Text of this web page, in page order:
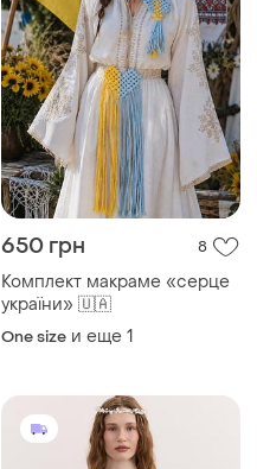
650 грн 8
Комплект макраме «серце
україни» 🇺🇦
One size и еще 1